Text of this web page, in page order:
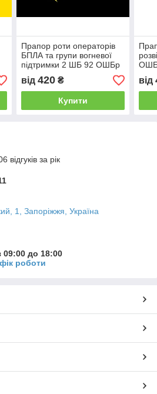
Прапор роти операторів
БПЛА та групи вогневої
підтримки 2 ШБ 92 ОШБр
ЗСУ червоно-чорний
від 420₴
Купити
від
відгуків за рік
1, Запоріжжя, Україна
09:00 до 18:00
роботи